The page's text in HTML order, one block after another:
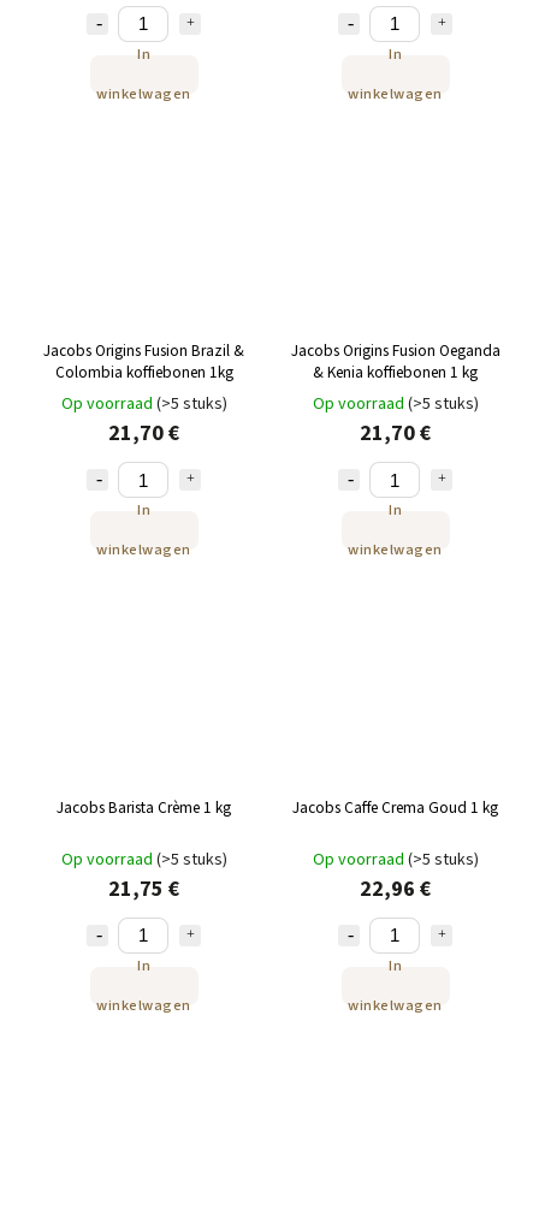
In
winkelwagen
In
winkelwagen
Jacobs Origins Fusion Brazil &
Colombia koffiebonen 1kg
Op voorraad (>5 stuks)
21,70 €
In
winkelwagen
Jacobs Origins Fusion Oeganda
& Kenia koffiebonen 1 kg
Op voorraad (>5 stuks)
21,70 €
In
winkelwagen
Jacobs Barista Crème 1 kg
Op voorraad (>5 stuks)
21,75 €
In
winkelwagen
Jacobs Caffe Crema Goud 1 kg
Op voorraad (>5 stuks)
22,96 €
In
winkelwagen